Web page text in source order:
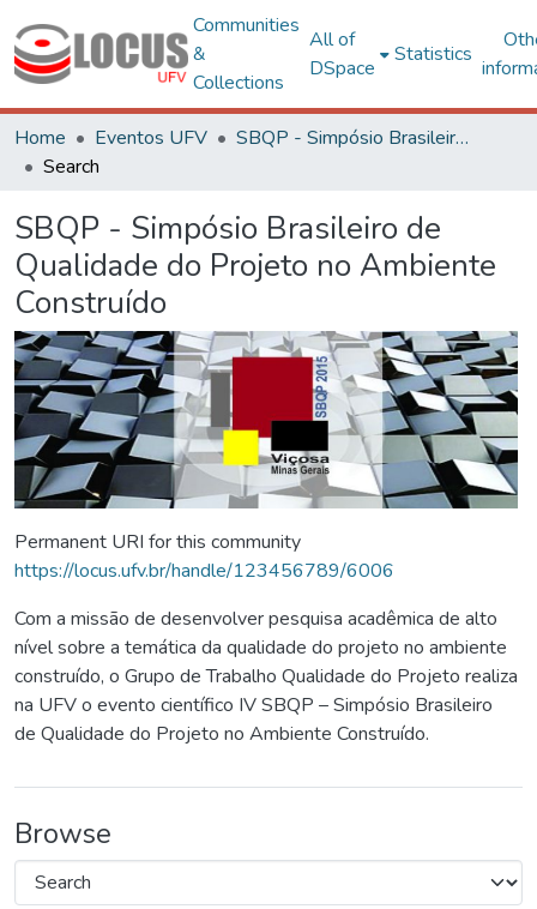
Communities
&
Collections
All of
DSpace
Statistics
Home Eventos UFV
SBQP - Simpósio Brasileiro de Qualidade do Projeto no Ambiente Construído
Search
SBQP - Simpósio Brasileiro de
Qualidade do Projeto no Ambiente
Construído
Permanent URI for this community
https://locus.ufv.br/handle/123456789/6006
Com a missão de desenvolver pesquisa acadêmica de alto
nível sobre a temática da qualidade do projeto no ambiente
construído, o Grupo de Trabalho Qualidade do Projeto realiza
na UFV o evento científico IV SBQP – Simpósio Brasileiro
de Qualidade do Projeto no Ambiente Construído.
Browse